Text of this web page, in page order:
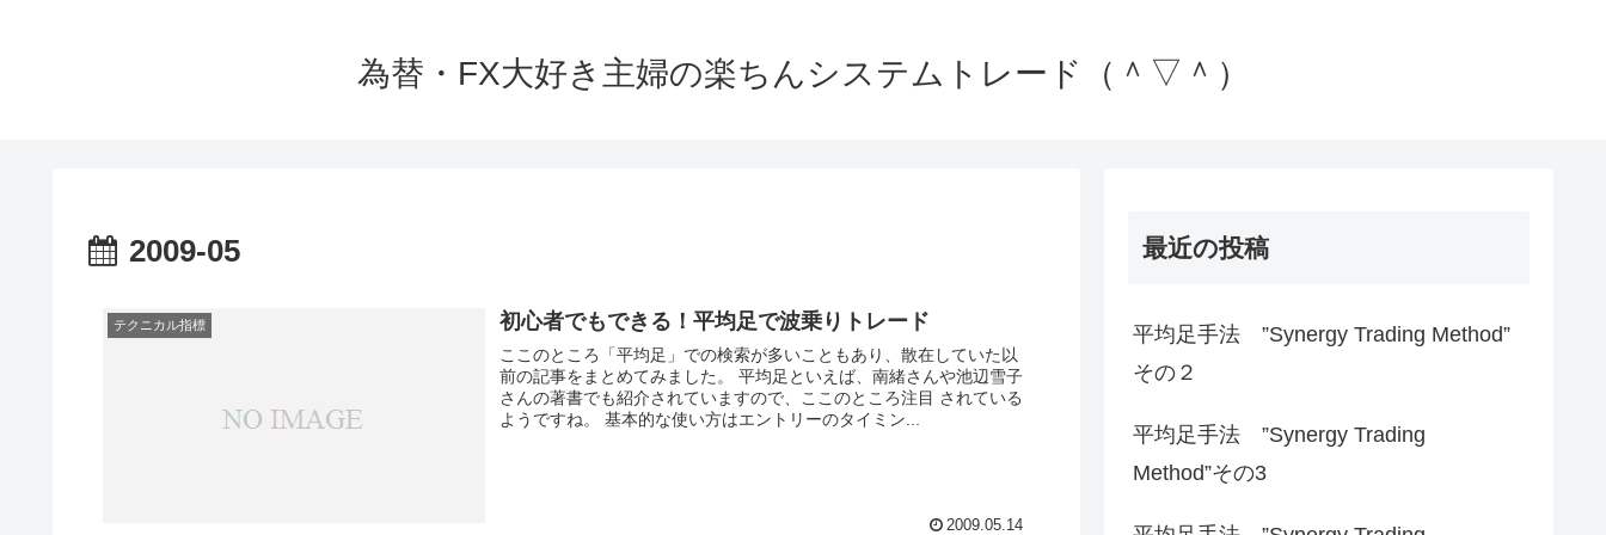
為替・FX大好き主婦の楽ちんシステムトレード（＾▽＾）
2009-05
テクニカル指標 初心者でもできる！平均足で波乗りトレード
ここのところ「平均足」での検索が多いこともあり、散在していた以
前の記事をまとめてみました。 平均足といえば、南緒さんや池辺雪子
さんの著書でも紹介されていますので、ここのところ注目 されている
ようですね。 基本的な使い方はエントリーのタイミン...
2009.05.14
最近の投稿
平均足手法 ”Synergy Trading Method”
その２
平均足手法 ”Synergy Trading
Method”その3